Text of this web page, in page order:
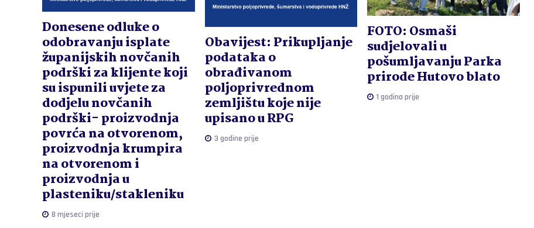
Donesene odluke o
odobravanju isplate
županijskih novčanih
podrški za klijente koji
su ispunili uvjete za
dodjelu novčanih
podrški- proizvodnja
povrća na otvorenom,
proizvodnja krumpira
na otvorenom i
proizvodnja u
plasteniku/stakleniku
8 mjeseci prije
Obavijest: Prikupljanje
podataka o
obrađivanom
poljoprivrednom
zemljištu koje nije
upisano u RPG
3 godine prije
FOTO: Osmaši
sudjelovali u
pošumljavanju Parka
prirode Hutovo blato
1 godina prije